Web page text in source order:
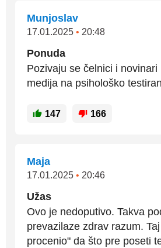
Munjoslav
17.01.2025 • 20:48
Ponuda
Pozivaju se čelnici i novinari
medija na psihološko
147 166
Maja
17.01.2025 • 20:46
Užas
Ovo je nedoputivo. Takva
prevazilaze zdrav razum.
procenio" da što pre poseti